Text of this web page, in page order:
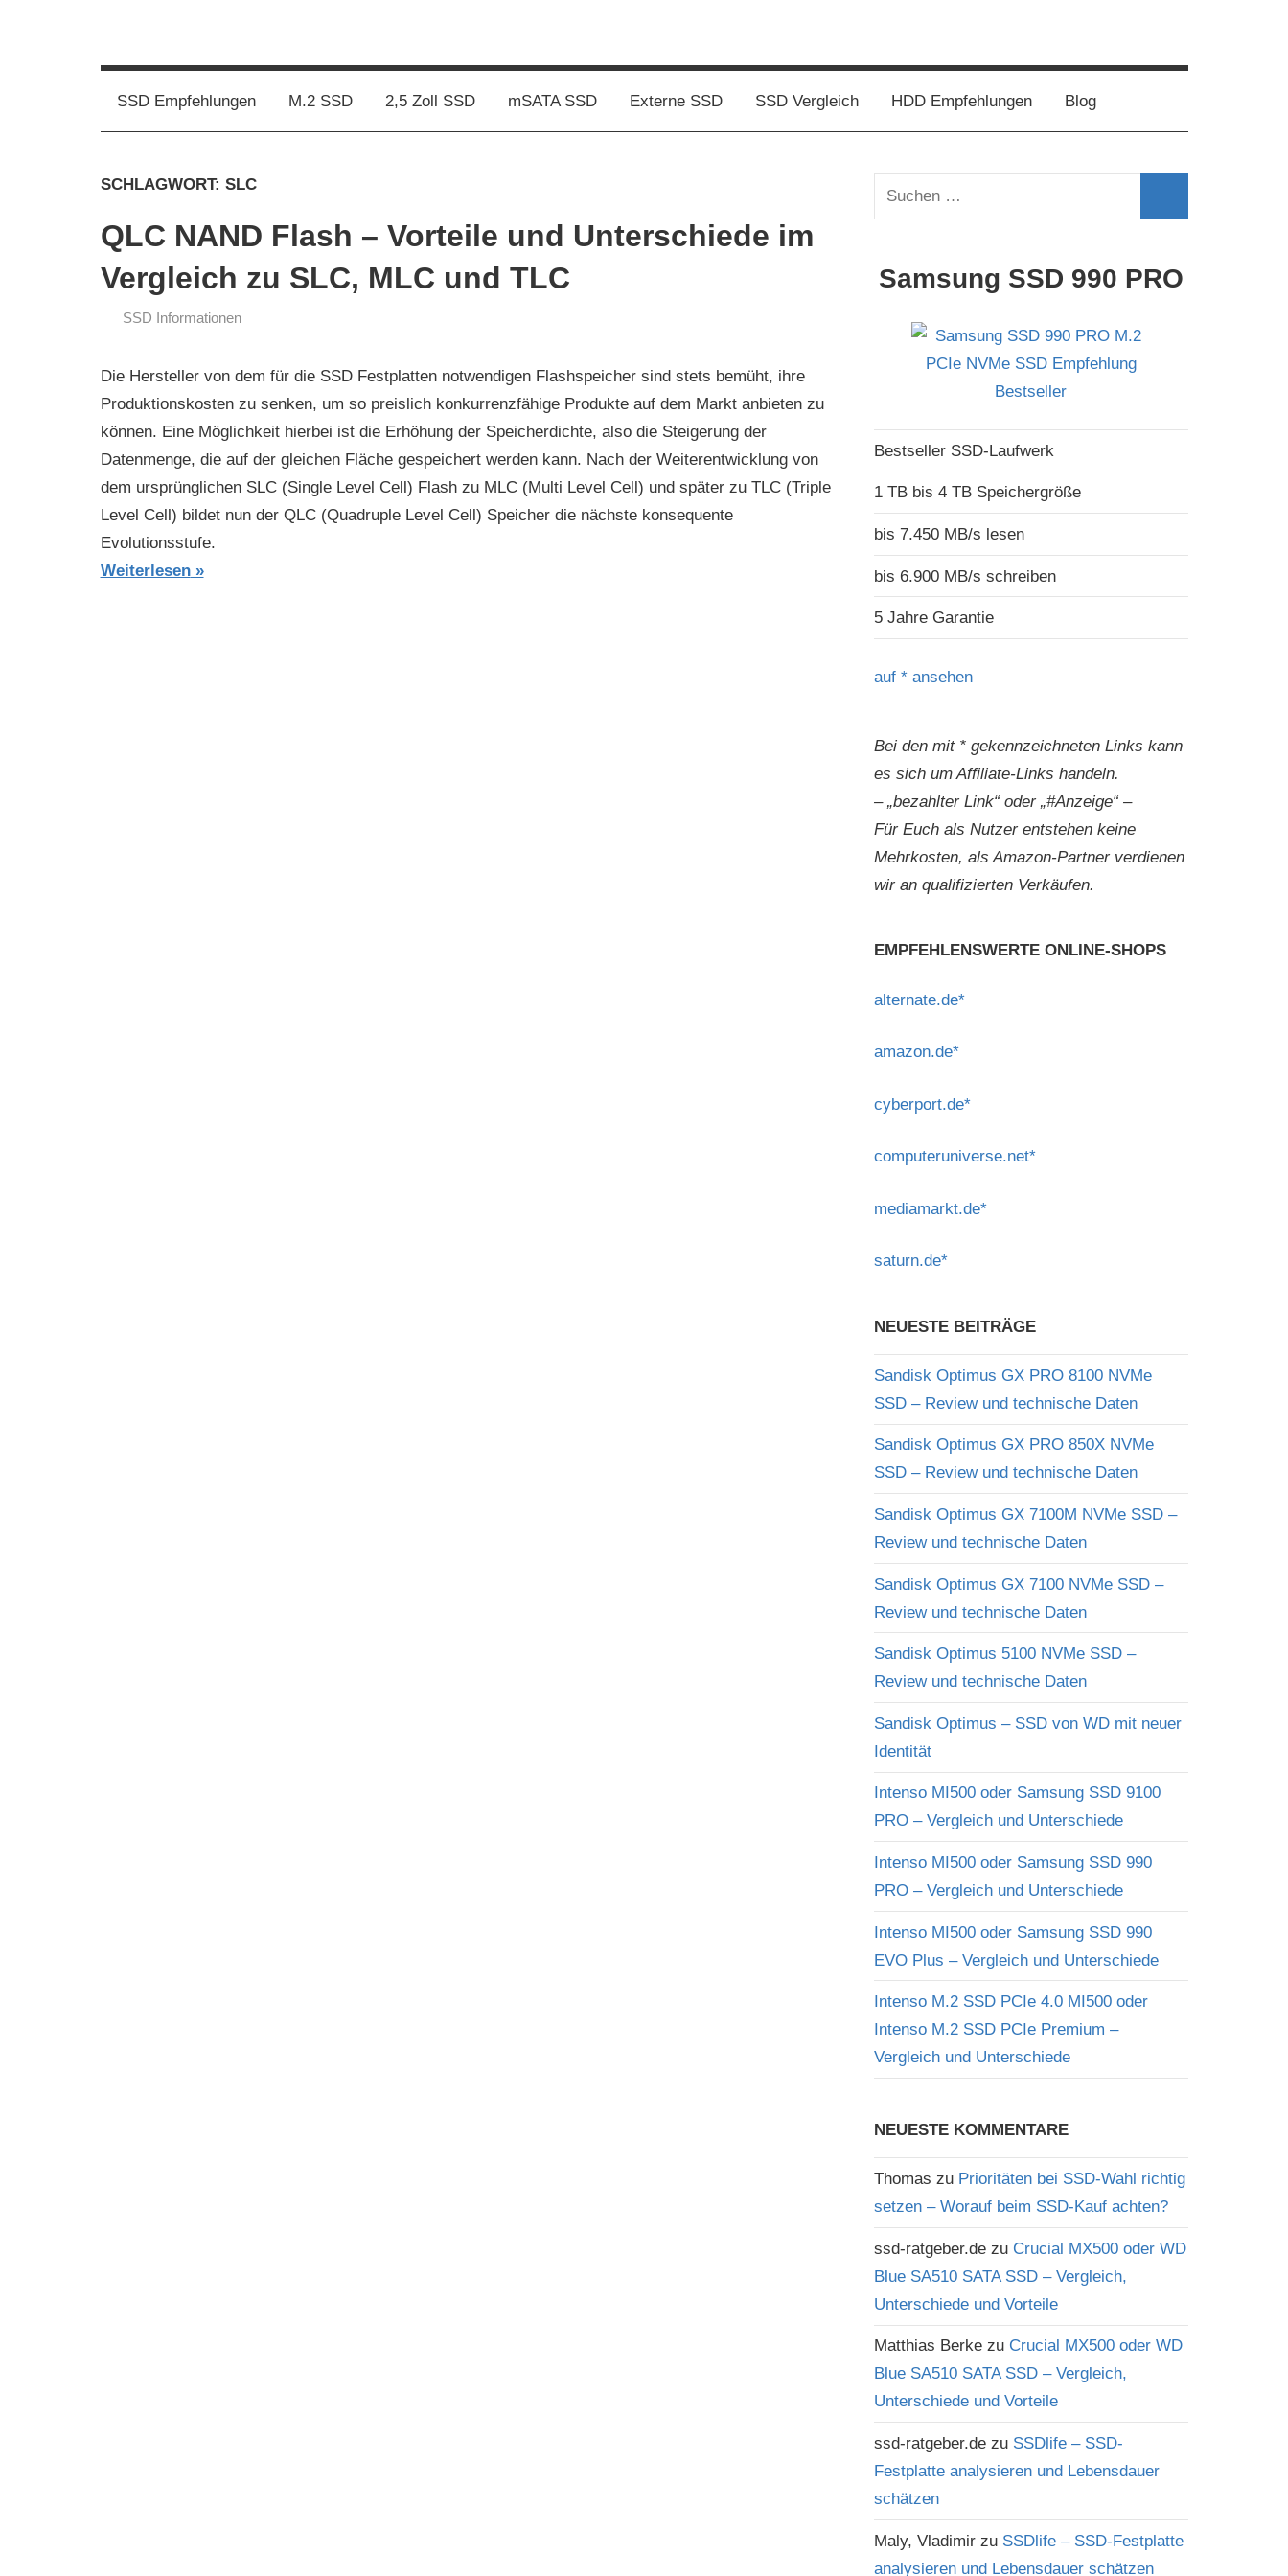
ssd-
ratgeber.de
Kaufberatung:
Vergleich,
SSD Empfehlungen M.2 SSD 2,5 Zoll SSD mSATA SSD Externe SSD SSD Vergleich HDD Empfehlungen Blog
SCHLAGWORT: SLC
QLC NAND Flash – Vorteile und Unterschiede im
Vergleich zu SLC, MLC und TLC
Januar
ratgeber.de
SSD Informationen
Die Hersteller von dem für die SSD Festplatten notwendigen Flashspeicher sind stets bemüht, ihre
Produktionskosten zu senken, um so preislich konkurrenzfähige Produkte auf dem Markt anbieten zu
können. Eine Möglichkeit hierbei ist die Erhöhung der Speicherdichte, also die Steigerung der
Datenmenge, die auf der gleichen Fläche gespeichert werden kann. Nach der Weiterentwicklung von
dem ursprünglichen SLC (Single Level Cell) Flash zu MLC (Multi Level Cell) und später zu TLC (Triple
Level Cell) bildet nun der QLC (Quadruple Level Cell) Speicher die nächste konsequente
Evolutionsstufe.
Weiterlesen
Suchen
Samsung SSD 990 PRO
Bestseller SSD-Laufwerk
1 TB bis 4 TB Speichergröße
bis 7.450 MB/s lesen
bis 6.900 MB/s schreiben
5 Jahre Garantie
auf * ansehen
Bei den mit * gekennzeichneten Links kann
es sich um Affiliate-Links handeln.
– „bezahlter Link“ oder „#Anzeige“ –
Für Euch als Nutzer entstehen keine
Mehrkosten, als Amazon-Partner verdienen
wir an qualifizierten Verkäufen.
EMPFEHLENSWERTE ONLINE-SHOPS
alternate.de*
amazon.de*
cyberport.de*
computeruniverse.net*
mediamarkt.de*
saturn.de*
NEUESTE BEITRÄGE
Sandisk Optimus GX PRO 8100 NVMe
SSD – Review und technische Daten
Sandisk Optimus GX PRO 850X NVMe
SSD – Review und technische Daten
Sandisk Optimus GX 7100M NVMe SSD –
Review und technische Daten
Sandisk Optimus GX 7100 NVMe SSD –
Review und technische Daten
Sandisk Optimus 5100 NVMe SSD –
Review und technische Daten
Sandisk Optimus – SSD von WD mit neuer
Identität
Intenso MI500 oder Samsung SSD 9100
PRO – Vergleich und Unterschiede
Intenso MI500 oder Samsung SSD 990
PRO – Vergleich und Unterschiede
Intenso MI500 oder Samsung SSD 990
EVO Plus – Vergleich und Unterschiede
Intenso M.2 SSD PCIe 4.0 MI500 oder
Intenso M.2 SSD PCIe Premium –
Vergleich und Unterschiede
NEUESTE KOMMENTARE
Thomas zu Prioritäten bei SSD-Wahl richtig
setzen – Worauf beim SSD-Kauf achten?
ssd-ratgeber.dezu Crucial MX500 oder WD
Blue SA510 SATA SSD – Vergleich,
Unterschiede und Vorteile
Matthias Berkezu Crucial MX500 oder WD
Blue SA510 SATA SSD – Vergleich,
Unterschiede und Vorteile
ssd-ratgeber.dezu SSDlife – SSD-
Festplatte analysieren und Lebensdauer
schätzen
Maly, Vladimirzu SSDlife – SSD-Festplatte
analysieren und Lebensdauer schätzen